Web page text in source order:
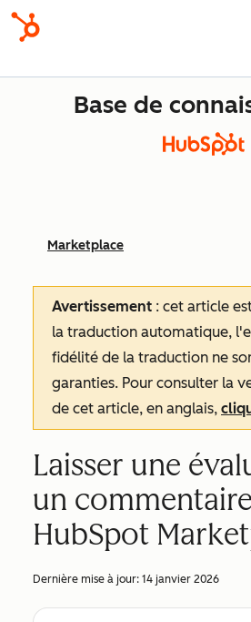
Base de
Marketplace
Avertissement : cet article
la traduction automatique,
fidélité de la traduction ne
garanties. Pour consulter la
de cet article, en anglais,
Laisser une
un
HubSpot
Dernière mise à jour: 14 janvier 2026